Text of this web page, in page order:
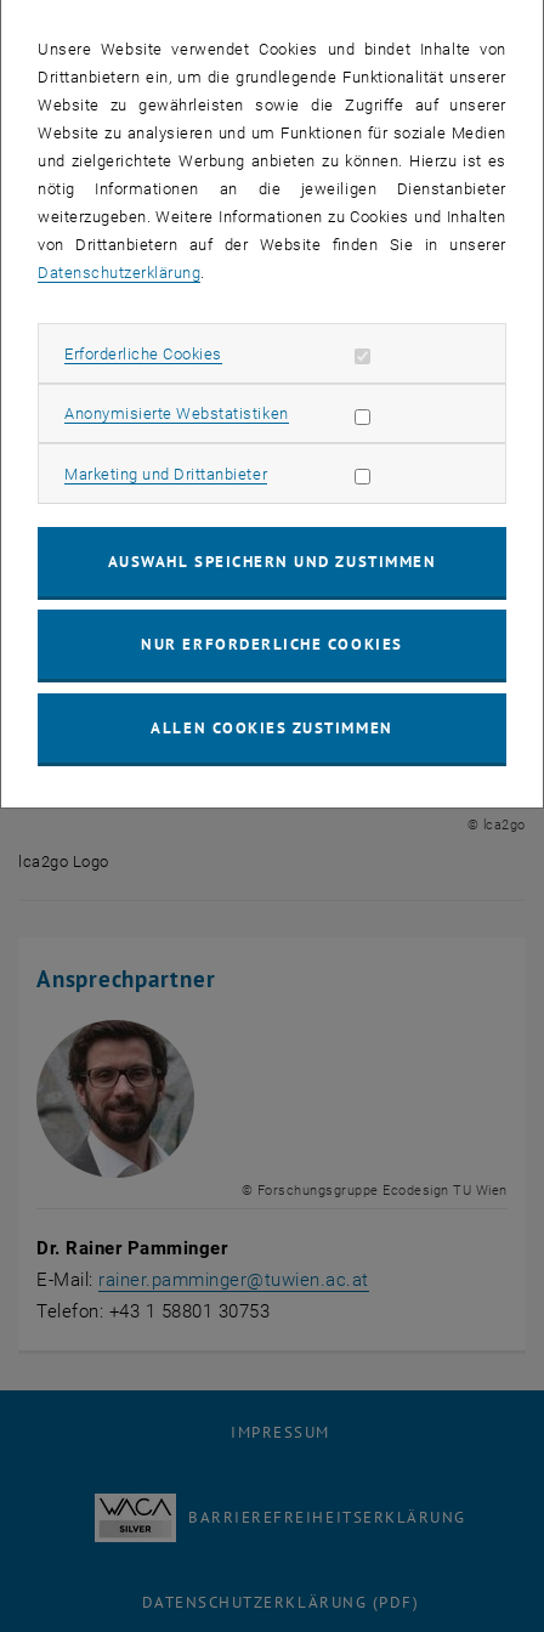
Multimedia Computer System Ltd. (Irland)
Asociacion Cluster de Telecomunicaciones / Euskal Herriko
Elektronika eta Informazio (Spanien)
Futureshape (Deutschland)
ELDOS Sp. z o.o. (Polen)
Trama Tecno Ambiental (Spanien)
VALSAY S.L. (Spanien)
United Microelectronics Corporation (Taiwan)
Bild
© lca2go
lca2go Logo
Ansprechpartner
© Forschungsgruppe Ecodesign TU Wien
Dr. Rainer Pamminger
E-Mail: rainer.pamminger@tuwien.ac.at
Telefon: +43 1 58801 30753
IMPRESSUM
BARRIEREFREIHEITSERKLÄRUNG
DATENSCHUTZERKLÄRUNG (PDF)
Unsere Website verwendet Cookies und bindet Inhalte von
Drittanbietern ein, um die grundlegende Funktionalität unserer
Website zu gewährleisten sowie die Zugriffe auf unserer
Website zu analysieren und um Funktionen für soziale Medien
und zielgerichtete Werbung anbieten zu können. Hierzu ist es
nötig Informationen an die jeweiligen Dienstanbieter
weiterzugeben. Weitere Informationen zu Cookies und Inhalten
von Drittanbietern auf der Website finden Sie in unserer
Datenschutzerklärung.
Erforderliche Cookies Erforderliche Cookies zulassen
Anonymisierte WebstatistikenStatistik Cookies zulassen
Marketing und DrittanbieterMarketing Cookies zulassen
AUSWAHL SPEICHERN UND ZUSTIMMEN
NUR ERFORDERLICHE COOKIES
ALLEN COOKIES ZUSTIMMEN